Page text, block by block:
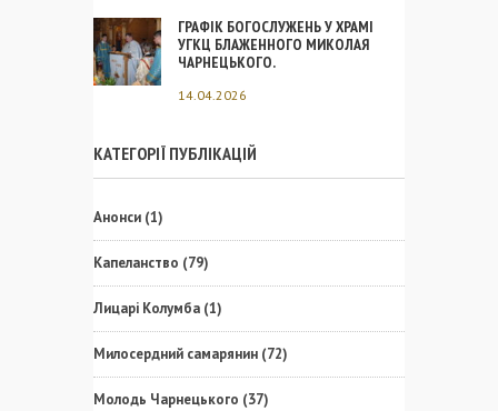
ГРАФІК БОГОСЛУЖЕНЬ У ХРАМІ
УГКЦ БЛАЖЕННОГО МИКОЛАЯ
ЧАРНЕЦЬКОГО.
14.04.2026
КАТЕГОРІЇ ПУБЛІКАЦІЙ
Анонси (1)
Капеланство (79)
Лицарі Колумба (1)
Милосердний самарянин (72)
Молодь Чарнецького (37)